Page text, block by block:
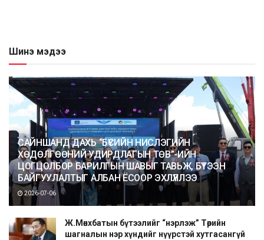
Шинэ мэдээ
САЙНШАНД ДАХЬ “БҮСИЙН НИСЛЭГИЙН
ХӨДӨЛГӨӨНИЙ УДИРДЛАГЫН ТӨВ”-ИЙН
ЦОГЦОЛБОР БАРИЛГЫН ШАВЫГ ТАВЬЖ, БҮТЭЭН
БАЙГУУЛАЛТЫГ АЛБАН ЁСООР ЭХЛҮҮЛЛЭЭ
2026-07-06
Ж.Мөнхбатын бүтээлийг “нэрлэж” Төрийн
шагналын нэр хүндийг нүүрстэй хутгасангүй